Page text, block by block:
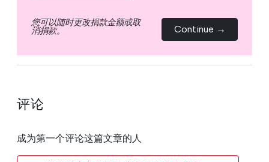
您可以随时更改捐款金额或取
消捐款。 Continue →
评论
成为第一个评论这篇文章的人